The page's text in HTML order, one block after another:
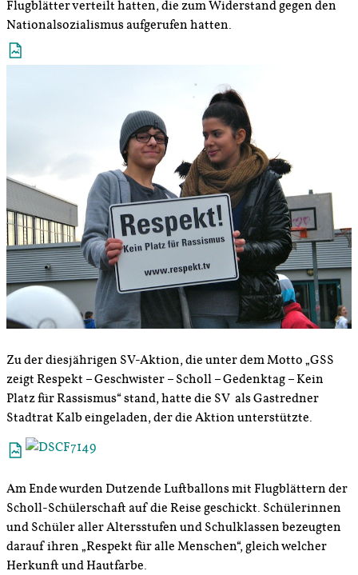
Flugblätter verteilt hatten, die zum Widerstand gegen den
Nationalsozialismus aufgerufen hatten.
Zu der diesjährigen SV-Aktion, die unter dem Motto „GSS
zeigt Respekt – Geschwister – Scholl – Gedenktag – Kein
Platz für Rassismus“ stand, hatte die SV als Gastredner
Stadtrat Kalb eingeladen, der die Aktion unterstützte.
Am Ende wurden Dutzende Luftballons mit Flugblättern der
Scholl-Schülerschaft auf die Reise geschickt. Schülerinnen
und Schüler aller Altersstufen und Schulklassen bezeugten
darauf ihren „Respekt für alle Menschen“, gleich welcher
Herkunft und Hautfarbe.